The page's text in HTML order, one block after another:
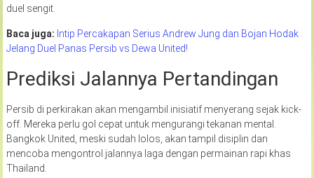
duel sengit.
Baca juga: Intip Percakapan Serius Andrew Jung dan Bojan Hodak
Jelang Duel Panas Persib vs Dewa United!
Prediksi Jalannya Pertandingan
Persib di perkirakan akan mengambil inisiatif menyerang sejak kick-
off. Mereka perlu gol cepat untuk mengurangi tekanan mental.
Bangkok United, meski sudah lolos, akan tampil disiplin dan
mencoba mengontrol jalannya laga dengan permainan rapi khas
Thailand.